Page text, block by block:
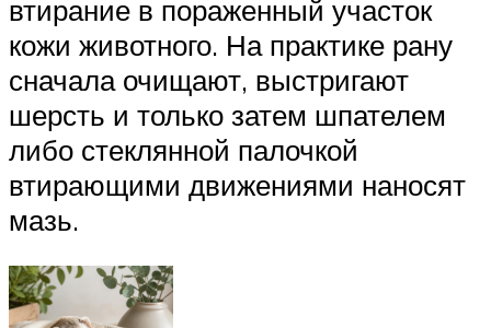
втирание в пораженный участок
кожи животного. На практике рану
сначала очищают, выстригают
шерсть и только затем шпателем
либо стеклянной палочкой
втирающими движениями наносят
мазь.